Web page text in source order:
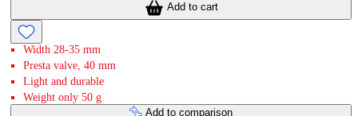
Add to cart
Width 28-35 mm
Presta valve, 40 mm
Light and durable
Weight only 50 g
Add to comparison